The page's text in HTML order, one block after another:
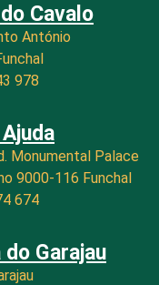
Cavalo
António
978
Monumental Palace
9000-116 Funchal
674
Garajau